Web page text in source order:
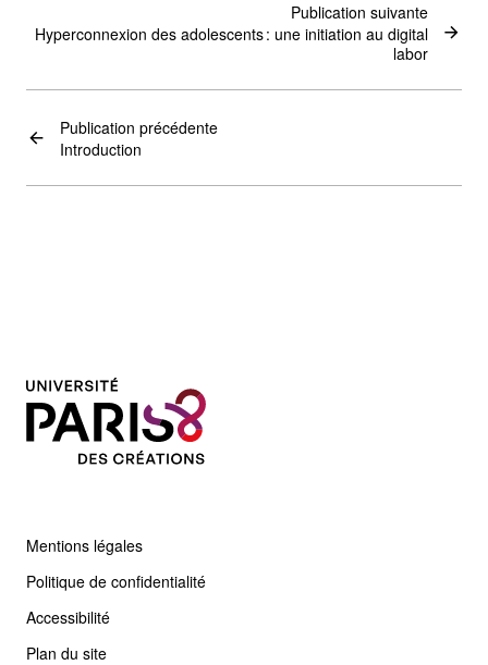
Publication précédente
Introduction
Publication suivante
Hyperconnexion des adolescents : une initiation au digital
labor
Mentions légales
Politique de confidentialité
Accessibilité
Plan du site